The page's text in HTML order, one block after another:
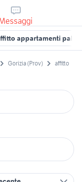
appartamenti
Gorizia (Prov) affitto